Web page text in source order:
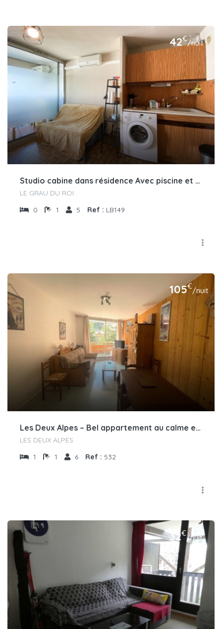
42€/nuit
Studio cabine dans résidence Avec piscine et Climatisation
LE GRAU DU ROI
0
1 5 Ref : LB149
105€/nuit
Les Deux Alpes – Bel appartement au calme et au pied des pistes
LES DEUX ALPES
1
1 6 Ref : 532
32€/nuit